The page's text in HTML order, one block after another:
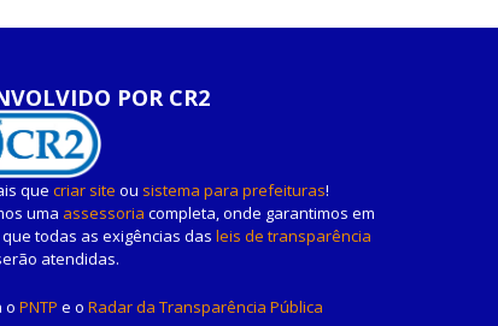
POR CR2
que criar site ou sistema para prefeituras!
uma assessoria completa, onde garantimos em
todas as exigências das leis de transparência
atendidas.
o PNTP e o Radar da Transparência Pública